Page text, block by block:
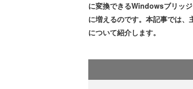
に変換できるWindowsブリッ
に増えるのです。本記事では
について紹介します。